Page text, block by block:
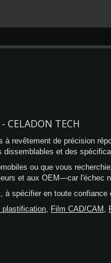
CELADON TECH
revêtement de précision
et des
ou que vous
et aux OEM—car l'échec
spécifier en toute
plastification Film CAD/CAM